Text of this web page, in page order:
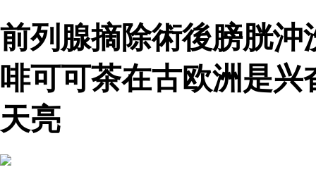
前列腺摘除術後膀胱
啡可可茶在古欧洲是
天亮